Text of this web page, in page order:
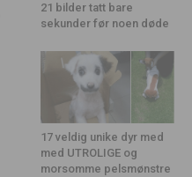
21 bilder tatt bare
sekunder før noen døde
17 veldig unike dyr med
med UTROLIGE og
morsomme pelsmønstre